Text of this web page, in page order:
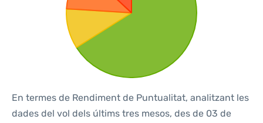
En termes de Rendiment de Puntualitat, analitzant les
dades del vol dels últims tres mesos, des de 03 de